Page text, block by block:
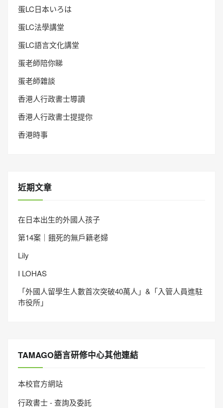
蛋LC日本いろは
蛋LC法學講堂
蛋LC語言文化講堂
蛋老師陪你睇
蛋老師雜談
香港人行政書士導讀
香港人行政書士提提你
香港時事
近期文章
在日本出生的外國人孩子
第14案｜餓死的無戶籍老婦
Lily
I LOHAS
「外國人留學生人數首次突破40萬人」&「入管人員進駐
市役所」
TAMAGO語言研修中心其他連結
本校官方網站
行政書士 - 查詢及委託